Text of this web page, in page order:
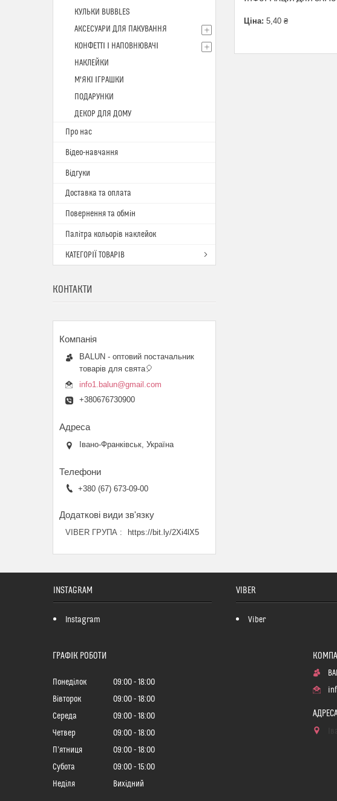
Ціна: 5,40 ₴
КУЛЬКИ BUBBLES
АКСЕСУАРИ ДЛЯ ПАКУВАННЯ
КОНФЕТТІ І НАПОВНЮВАЧІ
НАКЛЕЙКИ
М'ЯКІ ІГРАШКИ
ПОДАРУНКИ
ДЕКОР ДЛЯ ДОМУ
Про нас
Відео-навчання
Відгуки
Доставка та оплата
Повернення та обмін
Палітра кольорів наклейок
КАТЕГОРІЇ ТОВАРІВ
КОНТАКТИ
BALUN - оптовий постачальник
товарів для свята🎈
info1.balun@gmail.com
+380676730900
Івано-Франківськ, Україна
+380 (67) 673-09-00
VIBER ГРУПА https://bit.ly/2Xi4lX5
INSTAGRAM
Instagram
VIBER
Viber
ГРАФІК РОБОТИ
Понеділок 09:00
18:00
Вівторок
09:00
18:00
Середа
09:00
18:00
Четвер
09:00
18:00
Пʼятниця
09:00
18:00
Субота
09:00
15:00
Неділя
Вихідний